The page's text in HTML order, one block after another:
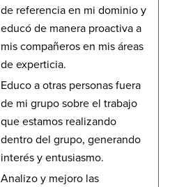
de referencia en mi dominio y
educó de manera proactiva a
mis compañeros en mis áreas
de experticia.
Educo a otras personas fuera
de mi grupo sobre el trabajo
que estamos realizando
dentro del grupo, generando
interés y entusiasmo.
Analizo y mejoro las